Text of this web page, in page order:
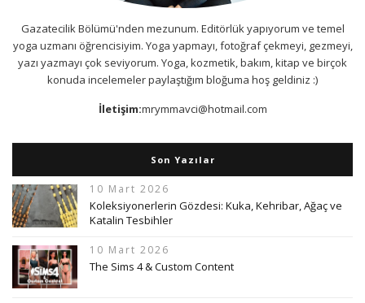
Gazatecilik Bölümü'nden mezunum. Editörlük yapıyorum ve temel
yoga uzmanı öğrencisiyim. Yoga yapmayı, fotoğraf çekmeyi, gezmeyi,
yazı yazmayı çok seviyorum. Yoga, kozmetik, bakım, kitap ve birçok
konuda incelemeler paylaştığım bloğuma hoş geldiniz :)
İletişim:mrymmavci@hotmail.com
Son Yazılar
10 Mart 2026
Koleksiyonerlerin Gözdesi: Kuka, Kehribar, Ağaç ve
Katalin Tesbihler
10 Mart 2026
The Sims 4 & Custom Content